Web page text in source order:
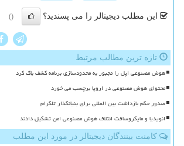
این مطلب دیجیتالر را می پسندید؟ ()
تازه ترین مطالب مرتبط
هوش مصنوعی اپل را مجبور به محدودسازی برنامه کشف باگ کرد
محتوای هوش مصنوعی در اروپا برچسب می خورد
صدور حکم بازداشت بین المللی برای بنیانگذار تلگرام
انویدیا و مایکروسافت ائتلاف هوش مصنوعی امن تشکیل دادند
کامنت بینندگان دیجیتالر در مورد این مطلب